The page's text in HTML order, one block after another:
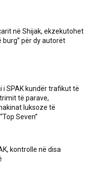
në Shijak, ekzekutohet
burg” për dy autorët
i SPAK kundër trafikut të
të parave,
luksoze të
Seven”
kontrolle në disa